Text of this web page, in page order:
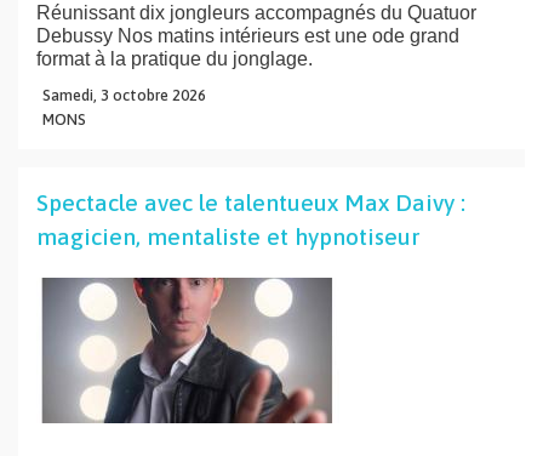
Réunissant dix jongleurs accompagnés du Quatuor
Debussy Nos matins intérieurs est une ode grand
format à la pratique du jonglage.
Samedi, 3 octobre 2026
MONS
Spectacle avec le talentueux Max Daivy :
magicien, mentaliste et hypnotiseur